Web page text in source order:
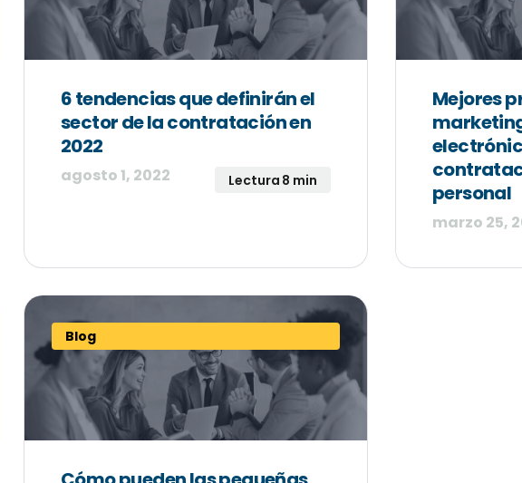
6 tendencias que definirán el
sector de la contratación en
2022
agosto 1, 2022 Lectura 8 min
Mejores
personal
marzo 25,
Blog